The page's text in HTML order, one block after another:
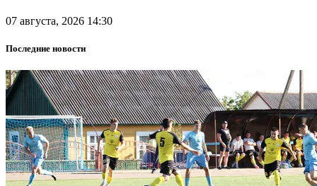
07 августа, 2026 14:30
Последние новости